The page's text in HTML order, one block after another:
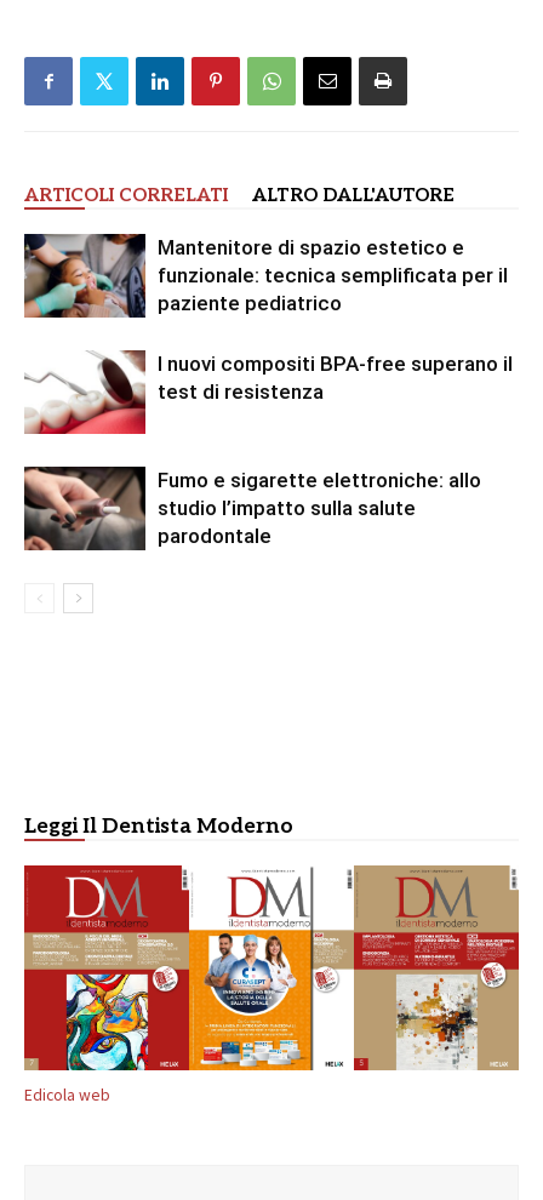
ARTICOLI CORRELATI ALTRO DALL'AUTORE
Mantenitore di spazio estetico e
funzionale: tecnica semplificata per il
paziente pediatrico
I nuovi compositi BPA-free superano il
test di resistenza
Fumo e sigarette elettroniche: allo
studio l’impatto sulla salute
parodontale
Leggi Il Dentista Moderno
Edicola web